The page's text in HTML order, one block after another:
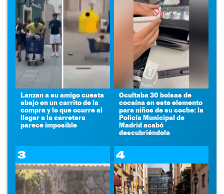
Lanzan a su amigo cuesta
abajo en un carrito de la
compra y lo que ocurre al
llegar a la carretera
parece imposible
Ocultaba 30 bolsas de
cocaína en este elemento
para niños de su coche: la
Policía Municipal de
Madrid acabó
descubriéndola
3 4